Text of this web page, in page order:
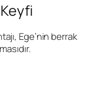
Ege’nin berrak